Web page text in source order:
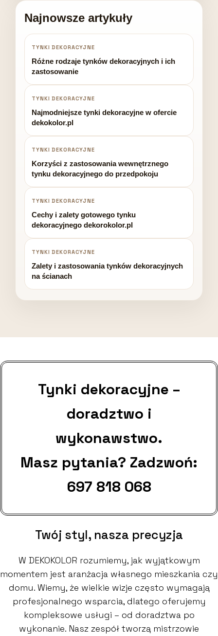
Najnowsze artykuły
TYNKI DEKORACYJNE
Różne rodzaje tynków dekoracyjnych i ich
zastosowanie
TYNKI DEKORACYJNE
Najmodniejsze tynki dekoracyjne w ofercie
dekokolor.pl
TYNKI DEKORACYJNE
Korzyści z zastosowania wewnętrznego
tynku dekoracyjnego do przedpokoju
TYNKI DEKORACYJNE
Cechy i zalety gotowego tynku
dekoracyjnego dekorokolor.pl
TYNKI DEKORACYJNE
Zalety i zastosowania tynków dekoracyjnych
na ścianach
Tynki dekoracyjne –
doradztwo i
wykonawstwo.
Masz pytania? Zadzwoń:
697 818 068
Twój styl, nasza precyzja
W DEKOKOLOR rozumiemy, jak wyjątkowym
momentem jest aranżacja własnego mieszkania czy
domu. Wiemy, że wielkie wizje często wymagają
profesjonalnego wsparcia, dlatego oferujemy
kompleksowe usługi – od doradztwa po
wykonanie. Nasz zespół tworzą mistrzowie